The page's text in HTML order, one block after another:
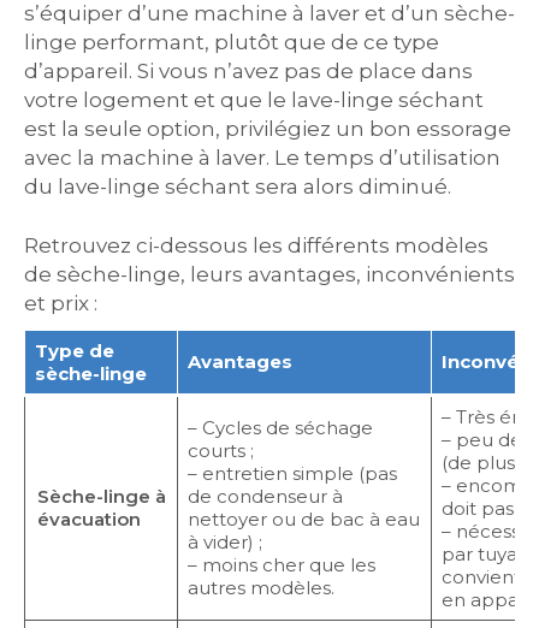
s’équiper d’une machine à laver et d’un sèche-
linge performant, plutôt que de ce type
d’appareil. Si vous n’avez pas de place dans
votre logement et que le lave-linge séchant
est la seule option, privilégiez un bon essorage
avec la machine à laver. Le temps d’utilisation
du lave-linge séchant sera alors diminué.
Retrouvez ci-dessous les différents modèles
de sèche-linge, leurs avantages, inconvénients
et prix :
Type de
sèche-linge
Avantages
Sèche-linge à
évacuation
– Cycles de séchage
courts ;
– entretien simple (pas
de condenseur à
nettoyer ou de bac à eau
à vider) ;
– moins cher que les
autres modèles.
– Très
– peu de
(de plus
–
doit pas
–
par tuyau
convient
en